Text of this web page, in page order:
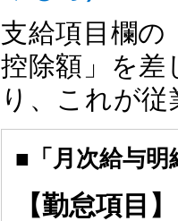
支給項目欄の
控除額」を差
り、これが
■「月次給与明
【勤怠項目】